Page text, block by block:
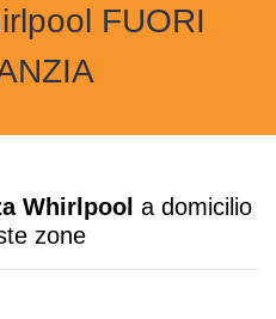
FUORI
Whirlpool a domicilio
zone